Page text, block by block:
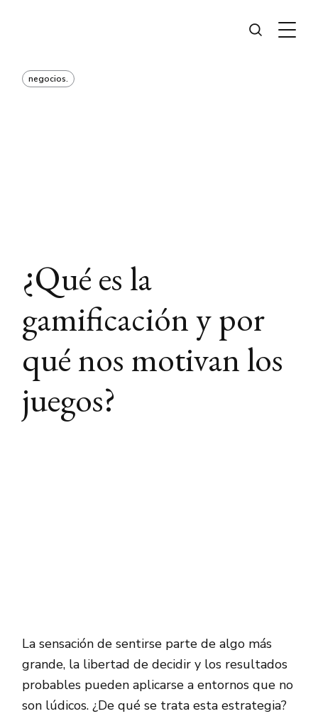
negocios.
¿Qué es la
gamificación y por
qué nos motivan los
juegos?
La sensación de sentirse parte de algo más
grande, la libertad de decidir y los resultados
probables pueden aplicarse a entornos que no
son lúdicos. ¿De qué se trata esta estrategia?